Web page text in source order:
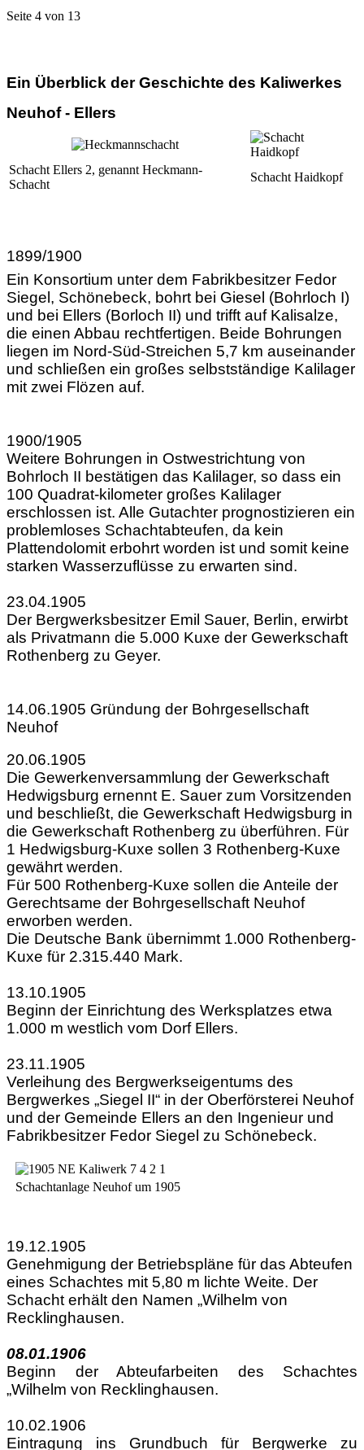
Seite 4 von 13
Ein Überblick der Geschichte des Kaliwerkes
Neuhof - Ellers
Schacht Ellers 2, genannt Heckmann-
Schacht
Schacht Haidkopf
1899/1900
Ein Konsortium unter dem Fabrikbesitzer Fedor
Siegel, Schönebeck, bohrt bei Giesel (Bohrloch I)
und bei Ellers (Borloch II) und trifft auf Kalisalze,
die einen Abbau rechtfertigen. Beide Bohrungen
liegen im Nord-Süd-Streichen 5,7 km auseinander
und schließen ein großes selbstständige Kalilager
mit zwei Flözen auf.
1900/1905
Weitere Bohrungen in Ostwestrichtung von
Bohrloch II bestätigen das Kalilager, so dass ein
100 Quadrat-kilometer großes Kalilager
erschlossen ist. Alle Gutachter prognostizieren ein
problemloses Schachtabteufen, da kein
Plattendolomit erbohrt worden ist und somit keine
starken Wasserzuflüsse zu erwarten sind.
23.04.1905
Der Bergwerksbesitzer Emil Sauer, Berlin, erwirbt
als Privatmann die 5.000 Kuxe der Gewerkschaft
Rothenberg zu Geyer.
14.06.1905 Gründung der Bohrgesellschaft
Neuhof
20.06.1905
Die Gewerkenversammlung der Gewerkschaft
Hedwigsburg ernennt E. Sauer zum Vorsitzenden
und beschließt, die Gewerkschaft Hedwigsburg in
die Gewerkschaft Rothenberg zu überführen. Für
1 Hedwigsburg-Kuxe sollen 3 Rothenberg-Kuxe
gewährt werden.
Für 500 Rothenberg-Kuxe sollen die Anteile der
Gerechtsame der Bohrgesellschaft Neuhof
erworben werden.
Die Deutsche Bank übernimmt 1.000 Rothenberg-
Kuxe für 2.315.440 Mark.
13.10.1905
Beginn der Einrichtung des Werksplatzes etwa
1.000 m westlich vom Dorf Ellers.
23.11.1905
Verleihung des Bergwerkseigentums des
Bergwerkes „Siegel II“ in der Oberförsterei Neuhof
und der Gemeinde Ellers an den Ingenieur und
Fabrikbesitzer Fedor Siegel zu Schönebeck.
Schachtanlage Neuhof um 1905
19.12.1905
Genehmigung der Betriebspläne für das Abteufen
eines Schachtes mit 5,80 m lichte Weite. Der
Schacht erhält den Namen „Wilhelm von
Recklinghausen.
08.01.1906
Beginn der Abteufarbeiten des Schachtes
„Wilhelm von Recklinghausen.
10.02.1906
Eintragung ins Grundbuch für Bergwerke zu